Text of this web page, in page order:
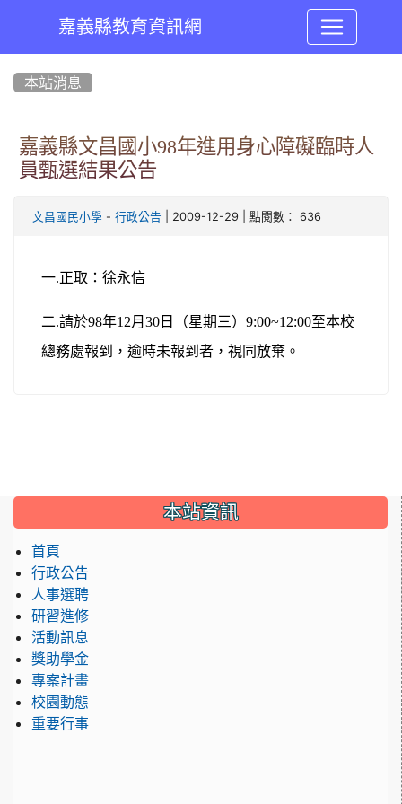
嘉義縣教育資訊網
本站消息
嘉義縣文昌國小98年進用身心障礙臨時人
員甄選結果公告
文昌國民小學 - 行政公告 | 2009-12-29 | 點閱數： 636
一.正取：徐永信
二.請於98年12月 30 日 （星期三）9:00~12:00至本校
總務處報到，逾時未報到者，視同放棄。
::: 本站資訊
首頁
行政公告
人事選聘
研習進修
活動訊息
獎助學金
專案計畫
校園動態
重要行事